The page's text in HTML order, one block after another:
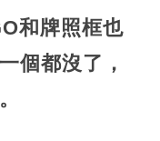
和牌照框也
個都沒了，